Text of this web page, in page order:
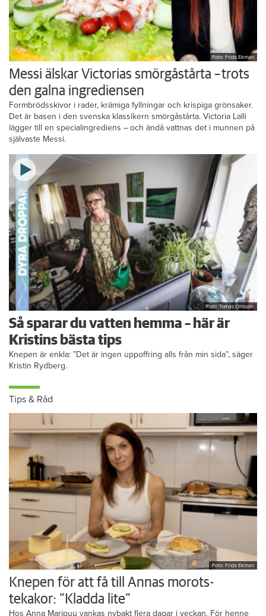
Foto: Frida Ekman
Messi älskar Victorias smörgåstårta – trots
den galna ingrediensen
Formbrödsskivor i rader, krämiga fyllningar och krispiga grönsaker.
Det är basen i den svenska klassikern smörgåstårta. Victoria Lalli
lägger till en specialingrediens – och ändå vattnas det i munnen på
självaste Messi.
Foto: Tomas Ohlsson
Så sparar du vatten hemma – här är
Kristins bästa tips
Knepen är enkla: ”Det är ingen uppoffring alls från min sida”, säger
Kristin Rydberg.
Tips & Råd
Foto: Frida Ekman
Knepen för att få till Annas morots-
tekakor: ”Kladda lite”
Hos Anna Maripuu vankas nybakt flera dagar i veckan. För henne